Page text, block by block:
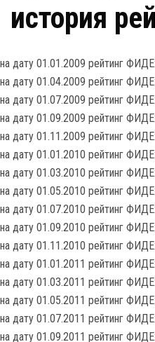
история
на дату 01.01.2009 рейтинг ФИДЕ:
на дату 01.04.2009 рейтинг ФИДЕ:
на дату 01.07.2009 рейтинг ФИДЕ:
на дату 01.09.2009 рейтинг ФИДЕ:
на дату 01.11.2009 рейтинг ФИДЕ:
на дату 01.01.2010 рейтинг ФИДЕ:
на дату 01.03.2010 рейтинг ФИДЕ:
на дату 01.05.2010 рейтинг ФИДЕ:
на дату 01.07.2010 рейтинг ФИДЕ:
на дату 01.09.2010 рейтинг ФИДЕ:
на дату 01.11.2010 рейтинг ФИДЕ:
на дату 01.01.2011 рейтинг ФИДЕ:
на дату 01.03.2011 рейтинг ФИДЕ:
на дату 01.05.2011 рейтинг ФИДЕ:
на дату 01.07.2011 рейтинг ФИДЕ:
на дату 01.09.2011 рейтинг ФИДЕ: